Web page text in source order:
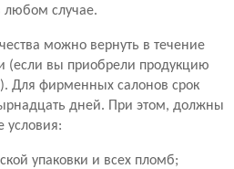
любом случае.
можно вернуть в течение
(если вы приобрели продукцию
Для фирменных салонов срок
дней. При этом, должны
условия:
упаковки и всех пломб;